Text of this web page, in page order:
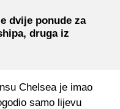
dvije ponude za
druga iz
Chelsea je imao
samo lijevu